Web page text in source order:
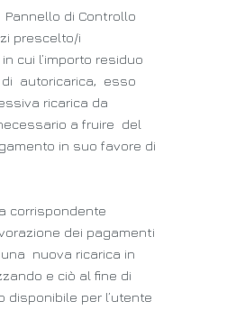
di Controllo
prescelto/i
cui l’importo residuo
autoricarica, esso
ricarica da
a fruire del
in suo favore di
corrispondente
dei pagamenti
nuova ricarica in
e ciò al fine di
per l’utente